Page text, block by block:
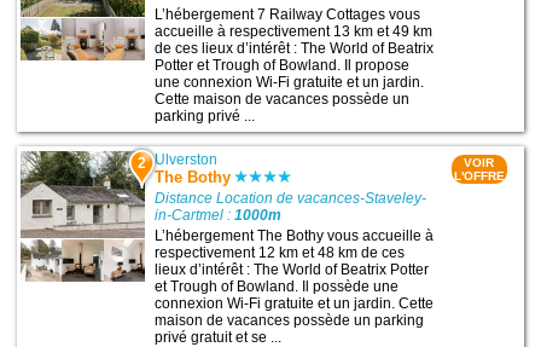
L’hébergement 7 Railway Cottages vous
accueille à respectivement 13 km et 49 km
de ces lieux d’intérêt : The World of Beatrix
Potter et Trough of Bowland. Il propose
une connexion Wi-Fi gratuite et un jardin.
Cette maison de vacances possède un
parking privé ...
2 Ulverston
The Bothy
Distance Location de vacances-Staveley-
in-Cartmel :1000m
L’hébergement The Bothy vous accueille à
respectivement 12 km et 48 km de ces
lieux d’intérêt : The World of Beatrix Potter
et Trough of Bowland. Il possède une
connexion Wi-Fi gratuite et un jardin. Cette
maison de vacances possède un parking
privé gratuit et se ...
VOIR
L'OFFRE